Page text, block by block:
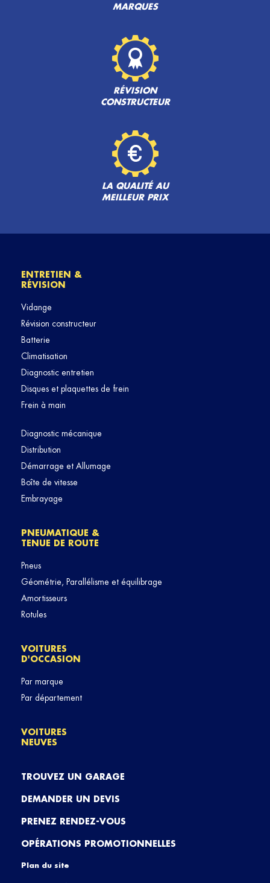
MARQUES
RÉVISION
CONSTRUCTEUR
LA QUALITÉ AU
MEILLEUR PRIX
ENTRETIEN &
RÉVISION
Vidange
Révision constructeur
Batterie
Climatisation
Diagnostic entretien
Disques et plaquettes de frein
Frein à main
Diagnostic mécanique
Distribution
Démarrage et Allumage
Boîte de vitesse
Embrayage
PNEUMATIQUE &
TENUE DE ROUTE
Pneus
Géométrie, Parallélisme et équilibrage
Amortisseurs
Rotules
VOITURES
D'OCCASION
Par marque
Par département
VOITURES
NEUVES
TROUVEZ UN GARAGE
DEMANDER UN DEVIS
PRENEZ RENDEZ-VOUS
OPÉRATIONS PROMOTIONNELLES
Plan du site